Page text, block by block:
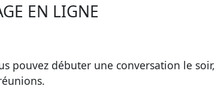
EN LIGNE
pouvez débuter une conversation le soir,